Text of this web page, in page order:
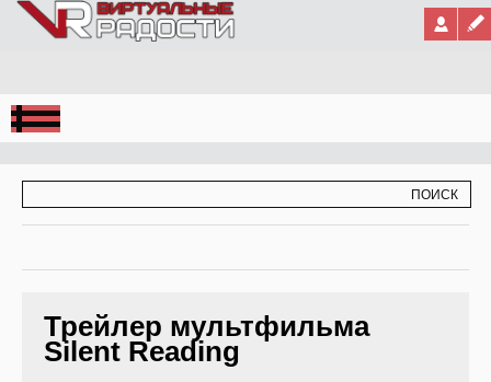
Jump to Navigation
Трейлер мультфильма
Silent Reading